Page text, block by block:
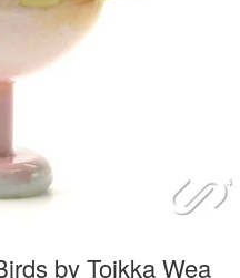
by Toikka Wea